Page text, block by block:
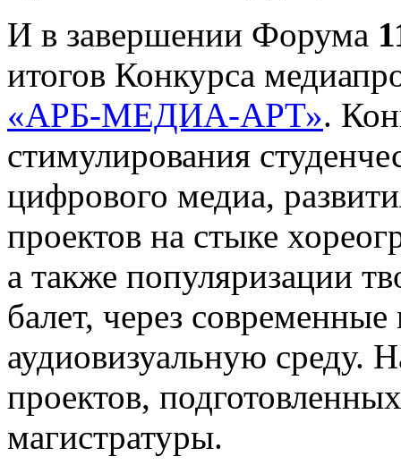
И в завершении Форума
итогов Конкурса
«АРБ-МЕДИА-АРТ».
стимулирования
цифрового медиа,
проектов на стыке
а также популяризации
балет, через
аудиовизуальную среду.
проектов,
магистратуры.